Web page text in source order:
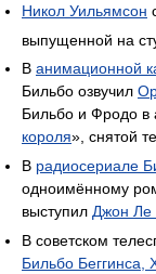
Никол Уильямсон
выпущенной на
В анимационной
Бильбо озвучил
Бильбо и Фродо в
короля», снятой
В радиосериале
одноимённому
выступил Джон
В советском
Бильбо Беггинса,